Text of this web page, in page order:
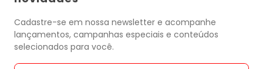
Cadastre-se em nossa newsletter e acompanhe
lançamentos, campanhas especiais e conteúdos
selecionados para você.